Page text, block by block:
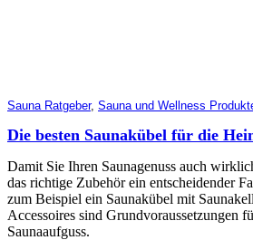
Sauna Ratgeber, Sauna und Wellness
Die besten Saunakübel für die
Damit Sie Ihren Saunagenuss auch
das richtige Zubehör ein entscheidender
zum Beispiel ein Saunakübel mit
Accessoires sind Grundvoraussetzungen
Saunaaufguss.